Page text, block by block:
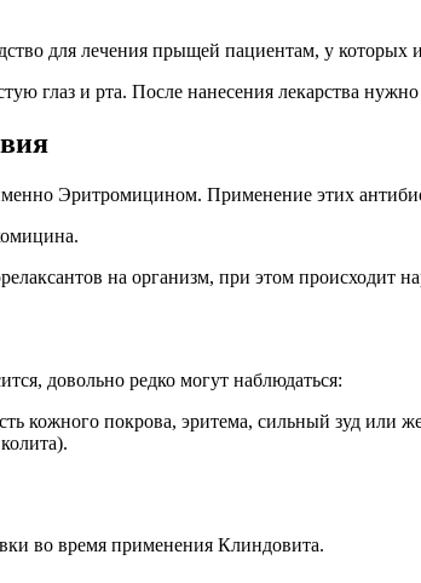
для лечения прыщей пациентам, у которых
глаз и рта. После нанесения лекарства
Эритромицином. Применение этих
на организм, при этом происходит
довольно редко могут наблюдаться:
кожного покрова, эритема, сильный зуд или
во время применения Клиндовита.